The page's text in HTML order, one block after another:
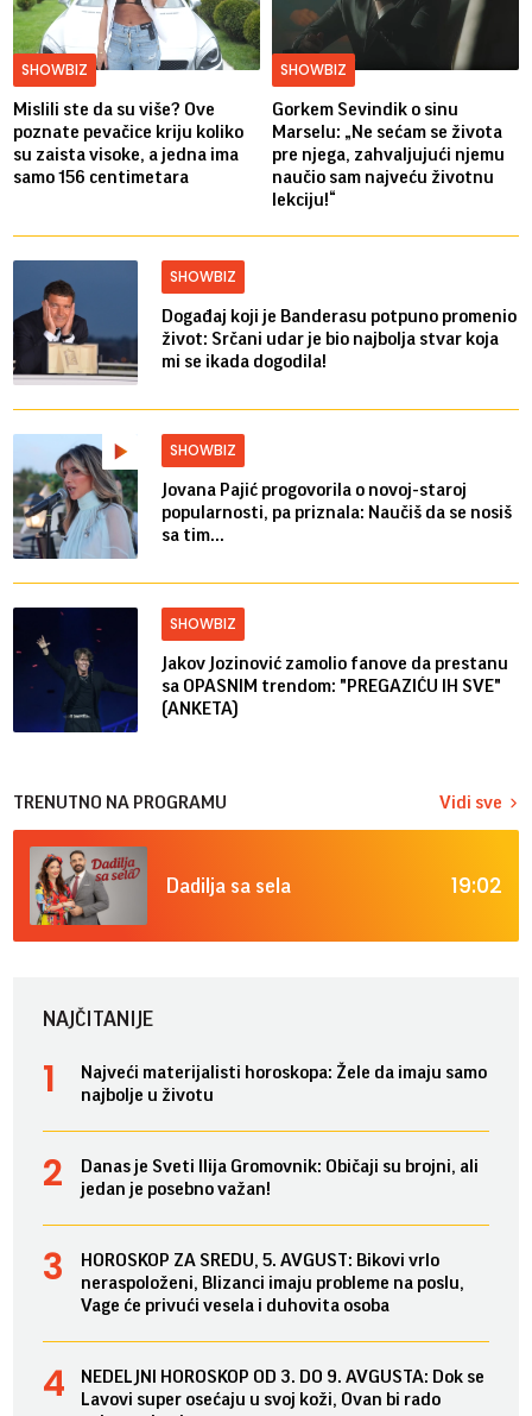
SHOWBIZ
Mislili ste da su više? Ove
poznate pevačice kriju koliko
su zaista visoke, a jedna ima
samo 156 centimetara
SHOWBIZ
Gorkem Sevindik o sinu
Marselu: „Ne sećam se života
pre njega, zahvaljujući njemu
naučio sam najveću životnu
lekciju!“
SHOWBIZ
Događaj koji je Banderasu potpuno promenio
život: Srčani udar je bio najbolja stvar koja
mi se ikada dogodila!
SHOWBIZ
Jovana Pajić progovorila o novoj-staroj
popularnosti, pa priznala: Naučiš da se nosiš
sa tim...
SHOWBIZ
Jakov Jozinović zamolio fanove da prestanu
sa OPASNIM trendom: "PREGAZIĆU IH SVE"
(ANKETA)
TRENUTNO NA PROGRAMU Vidi sve
Dadilja sa sela 19:02
NAJČITANIJE
Najveći materijalisti horoskopa: Žele da imaju samo
najbolje u životu
Danas je Sveti Ilija Gromovnik: Običaji su brojni, ali
jedan je posebno važan!
HOROSKOP ZA SREDU, 5. AVGUST: Bikovi vrlo
neraspoloženi, Blizanci imaju probleme na poslu,
Vage će privući vesela i duhovita osoba
NEDELJNI HOROSKOP OD 3. DO 9. AVGUSTA: Dok se
Lavovi super osećaju u svoj koži, Ovan bi rado